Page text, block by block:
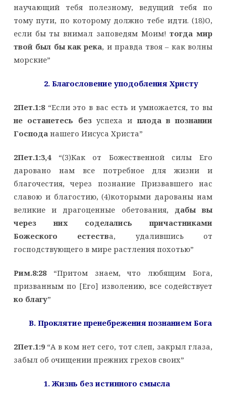
научающий тебя полезному, ведущий тебя по
тому пути, по которому должно тебе идти. (18)О,
если бы ты внимал заповедям Моим!тогда мир
твой был бы как река, и правда твоя – как волны
морские”
2. Благословение уподобления Христу
2Пет.1:8“Если это в вас есть и умножается, то вы
не останетесь безуспеха иплода в познании
Господанашего Иисуса Христа”
2Пет.1:3,4“(3)Как от Божественной силы Его
даровано нам все потребное для жизни и
благочестия, через познание Призвавшего нас
славою и благостию, (4)которыми дарованы нам
великие и драгоценные обетования, дабы вы
через них соделались причастниками
Божеского естества, удалившись от
господствующего в мире растления похотью”
Рим.8:28“Притом знаем, что любящим Бога,
призванным по [Его] изволению, все содействует
ко благу”
B. Проклятие пренебрежения познанием Бога
2Пет.1:9“А в ком нет сего, тот слеп, закрыл глаза,
забыл об очищении прежних грехов своих”
1. Жизнь без истинного смысла